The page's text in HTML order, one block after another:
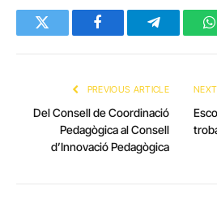
Twitter FacebookTelegram
PREVIOUS ARTICLE
Del Consell de Coordinació
Pedagògica al Consell
d’Innovació Pedagògica